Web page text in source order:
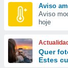
e
forma
digital
Aviso
Aviso
hoje
Quer
Estes